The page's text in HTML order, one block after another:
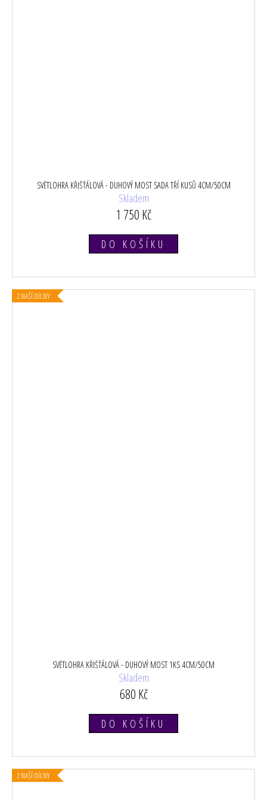
SVĚTLOHRA KŘIŠŤÁLOVÁ - DUHOVÝ MOST SADA TŘÍ KUSŮ 4CM/50CM
Skladem
1 750 Kč
DO KOŠÍKU
Z NAŠÍ DÍLNY
SVĚTLOHRA KŘIŠŤÁLOVÁ - DUHOVÝ MOST 1KS 4CM/50CM
Skladem
680 Kč
DO KOŠÍKU
Z NAŠÍ DÍLNY